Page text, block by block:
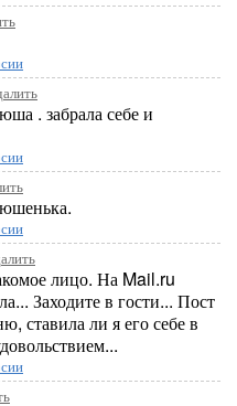
. забрала себе и
лицо. На Mail.ru
Заходите в гости... Пост
ставила ли я его себе в